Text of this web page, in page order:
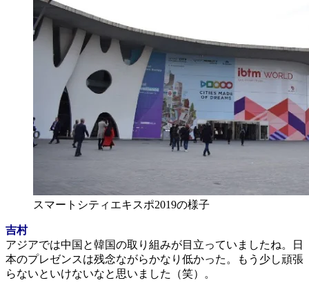
スマートシティエキスポ2019の様子
吉村
アジアでは中国と韓国の取り組みが目立っていましたね。日
本のプレゼンスは残念ながらかなり低かった。もう少し頑張
らないといけないなと思いました（笑）。